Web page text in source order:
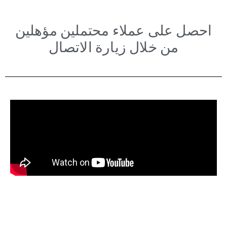
احصل على عملاء محتملين مؤهلين
من خلال زيارة الاتصال